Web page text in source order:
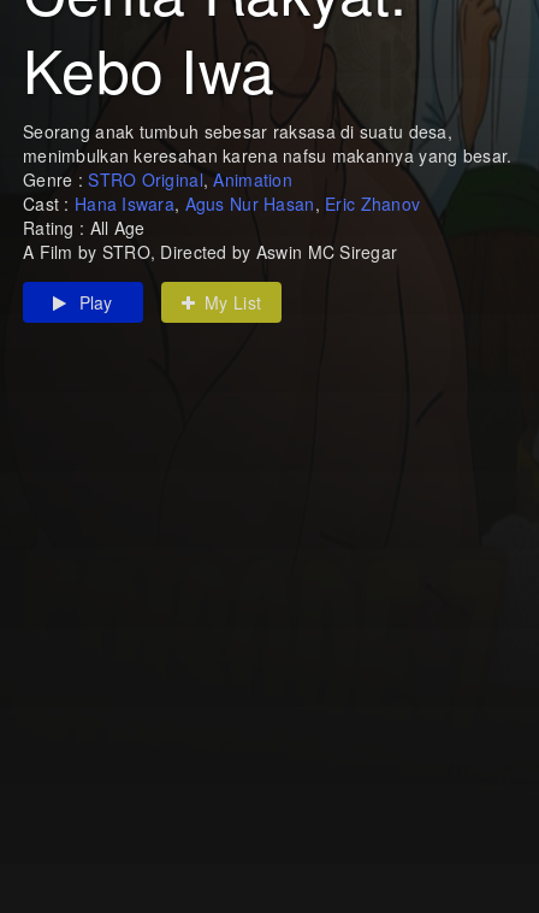
Kebo Iwa
Seorang anak tumbuh sebesar raksasa di suatu desa,
menimbulkan keresahan karena nafsu makannya yang besar.
Genre :STRO Original,Animation
Cast : Hana Iswara, Agus Nur Hasan, Eric Zhanov
Rating : All Age
A Film by STRO, Directed by Aswin MC Siregar
Play My List